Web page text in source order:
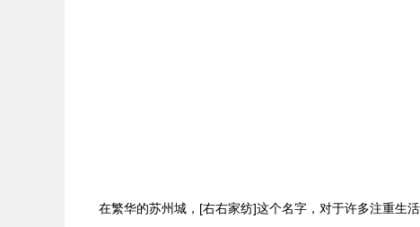
在繁华的苏州城，[右右家纺]这个名字，对于许多注重生